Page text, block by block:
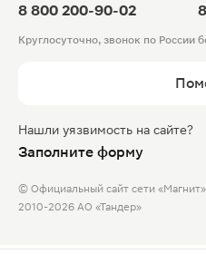
8 800 200-90-02
Круглосуточно, звонок по России
Нашли уязвимость на сайте?
Заполните форму
© Официальный сайт сети «Магнит».
2010-2026 АО «Тандер»